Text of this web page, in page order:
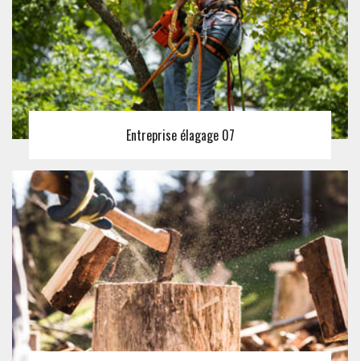
Entreprise élagage 07